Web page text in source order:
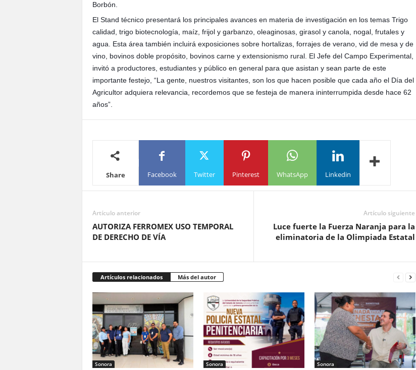
Borbón.
El Stand técnico presentará los principales avances en materia de investigación en los temas Trigo
calidad, trigo biotecnología, maíz, frijol y garbanzo, oleaginosas, girasol y canola, nogal, frutales y
agua. Esta área también incluirá exposiciones sobre hortalizas, forrajes de verano, vid de mesa y de
vino, bovinos doble propósito, bovinos carne y extensionismo rural. El Jefe del Campo Experimental,
invitó a productores, estudiantes y público en general para que asistan y sean parte de este
importante festejo, “La gente, nuestros visitantes, son los que hacen posible que cada año el Día del
Agricultor adquiera relevancia, recordemos que se festeja de manera ininterrumpida desde hace 62
años”.
Share Facebook Twitter Pinterest WhatsApp Linkedin
Artículo anterior
AUTORIZA FERROMEX USO TEMPORAL
DE DERECHO DE VÍA
Artículo siguiente
Luce fuerte la Fuerza Naranja para la
eliminatoria de la Olimpiada Estatal
Artículos relacionados Más del autor
Sonora Sonora Sonora